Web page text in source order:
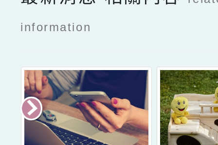
information